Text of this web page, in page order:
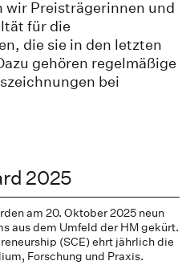
wir Preisträgerinnen und
für die
die sie in den letzten
gehören regelmäßige
bei
2025
am 20. Oktober 2025 neun
aus dem Umfeld der HM gekürt.
(SCE) ehrt jährlich die
Forschung und Praxis.